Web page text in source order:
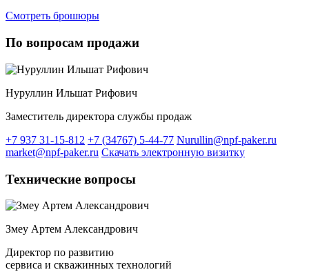
Смотреть брошюры
По вопросам продажи
Нуруллин Ильшат Рифович
Заместитель директора службы продаж
+7 937 31-15-812 +7 (34767) 5-44-77 Nurullin@npf-paker.ru
market@npf-paker.ru Скачать электронную визитку
Технические вопросы
Змеу Артем Александрович
Директор по развитию
сервиса и скважинных технологий